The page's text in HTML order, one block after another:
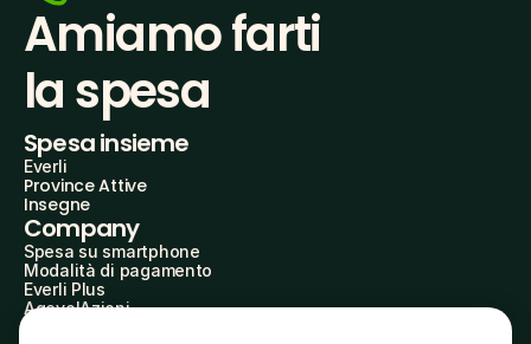
Amiamo farti
la spesa
Spesa insieme
Everli
Province Attive
Insegne
Company
Spesa su smartphone
Modalità di pagamento
Everli Plus
AgevolAzioni